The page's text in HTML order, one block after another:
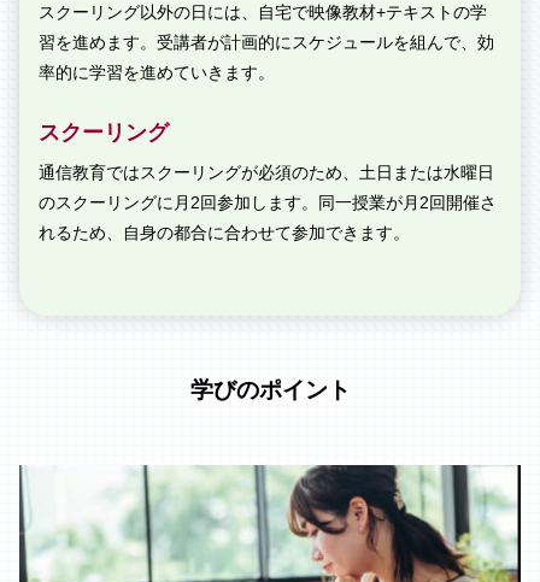
スクーリング以外の日には、自宅で映像教材+テキストの学
習を進めます。受講者が計画的にスケジュールを組んで、効
率的に学習を進めていきます。
スクーリング
通信教育ではスクーリングが必須のため、土日または水曜日
のスクーリングに月2回参加します。同一授業が月2回開催さ
れるため、自身の都合に合わせて参加できます。
学びのポイント